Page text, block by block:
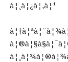
à¦¸à¦¿à¦‚à¦¹